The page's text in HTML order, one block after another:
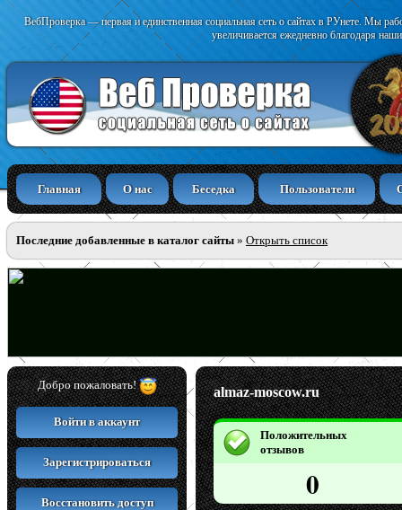
ВебПроверка — первая и единственная социальная сеть о сайтах в РУнете. Мы
увеличивается ежедневно благодаря
Главная О нас Беседка Пользователи
Последние добавленные в каталог сайты » Открыть список
Добро пожаловать!
Войти в аккаунт
Зарегистрироваться
Восстановить доступ
almaz-moscow.ru
Положительных
отзывов
0